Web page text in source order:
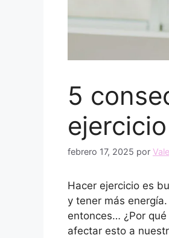
5
febrero 17, 2025 por
Hacer ejercicio es
y tener más
entonces… ¿Por
afectar esto a